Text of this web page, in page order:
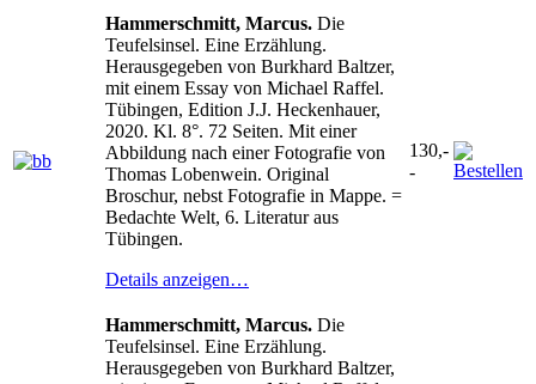
Hammerschmitt, Marcus. Die
Teufelsinsel. Eine Erzählung.
Herausgegeben von Burkhard Baltzer,
mit einem Essay von Michael Raffel.
Tübingen, Edition J.J. Heckenhauer,
2020. Kl. 8°. 72 Seiten. Mit einer
Abbildung nach einer Fotografie von
Thomas Lobenwein. Original
Broschur, nebst Fotografie in Mappe. =
Bedachte Welt, 6. Literatur aus
Tübingen.
Details anzeigen…
130,-
-
Hammerschmitt, Marcus. Die
Teufelsinsel. Eine Erzählung.
Herausgegeben von Burkhard Baltzer,